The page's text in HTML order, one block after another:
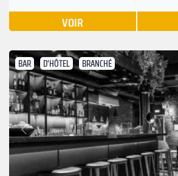
VOIR
BAR D'HÔTEL BRANCHÉ
Précédent